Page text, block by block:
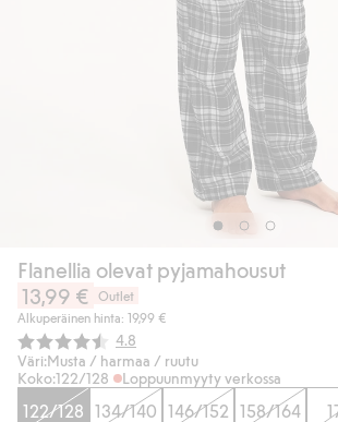
Flanellia olevat pyjamahousut
13,99 €
Outlet
Alkuperäinen hinta: 19,99 €
Keskimääräinen luokitus:
4.8
Väri:Musta / harmaa / ruutu
Koko:122/128 Loppuunmyyty verkossa
122/128 134/140 146/152 158/164